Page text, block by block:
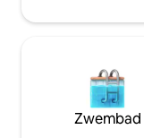
Zwembad